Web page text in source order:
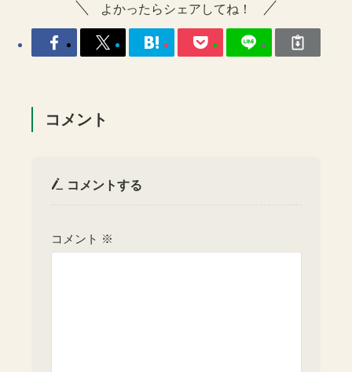
よかったらシェアしてね！
コメント
コメントする
コメント ※